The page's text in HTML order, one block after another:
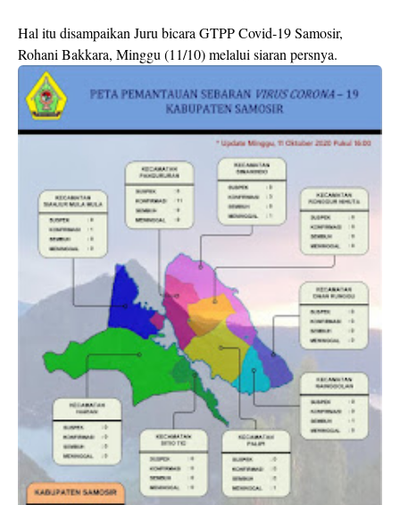
Hal itu disampaikan Juru bicara GTPP Covid-19 Samosir,
Rohani Bakkara, Minggu (11/10) melalui siaran persnya.